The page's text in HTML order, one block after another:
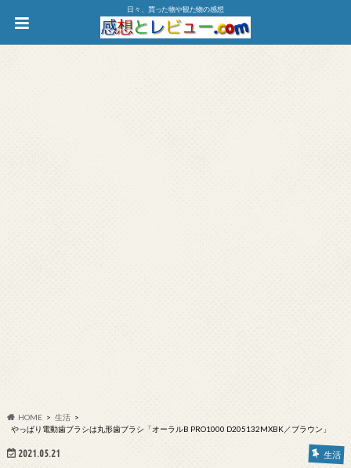
日々、買った物や観た物の感想
HOME
生活
やっぱり電動歯ブラシは丸形歯ブラシ「オーラルB PRO1000 D205132MXBK／ブラウン」
2021.05.21 生活